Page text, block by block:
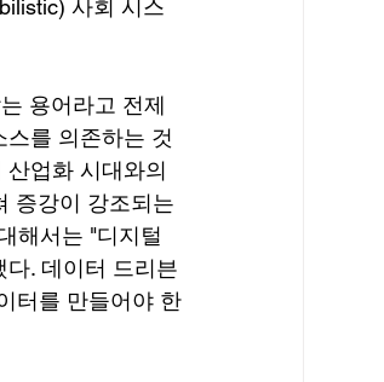
사회 시스
용어라고 전제
를 의존하는 것
업화 시대와의
증강이 강조되는
해서는 "디지털
. 데이터 드리븐
터를 만들어야 한